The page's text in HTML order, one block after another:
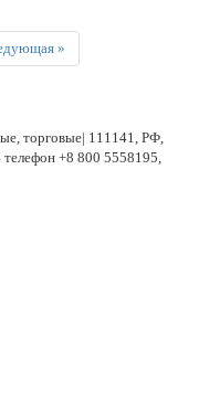
»Next
торговые| 111141, РФ,
+8 800 5558195,